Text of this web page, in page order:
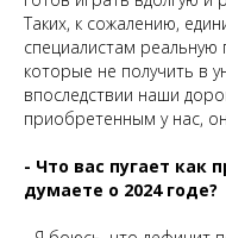
Таких, к сожалению,
специалистам реальную
которые не получить в
впоследствии наши
приобретенным у нас,
- Что вас пугает как
думаете о 2024 годе?